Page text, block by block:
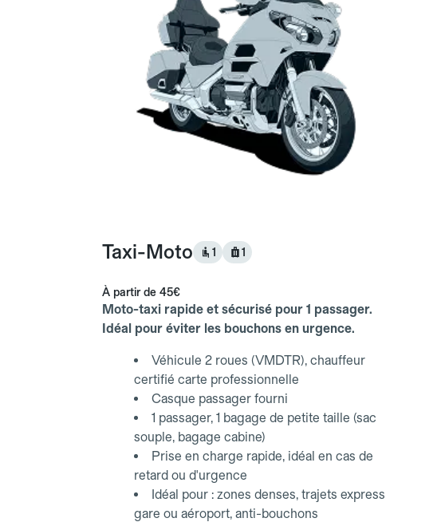
Taxi-Moto 1 1
À partir de 45€
Moto-taxi rapide et sécurisé pour 1 passager.
Idéal pour éviter les bouchons en urgence.
Véhicule 2 roues (VMDTR), chauffeur
certifié carte professionnelle
Casque passager fourni
1 passager, 1 bagage de petite taille (sac
souple, bagage cabine)
Prise en charge rapide, idéal en cas de
retard ou d'urgence
Idéal pour : zones denses, trajets express
gare ou aéroport, anti-bouchons